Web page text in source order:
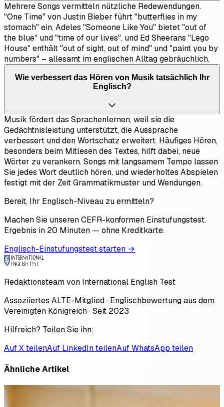
Mehrere Songs vermitteln nützliche Redewendungen.
"One Time" von Justin Bieber führt "butterflies in my
stomach" ein, Adeles "Someone Like You" bietet "out of
the blue" und "time of our lives", und Ed Sheerans "Lego
House" enthält "out of sight, out of mind" und "paint you by
numbers" – allesamt im englischen Alltag gebräuchlich.
Wie verbessert das Hören von Musik tatsächlich Ihr
Englisch?
Musik fördert das Sprachenlernen, weil sie die
Gedächtnisleistung unterstützt, die Aussprache
verbessert und den Wortschatz erweitert. Häufiges Hören,
besonders beim Mitlesen des Textes, hilft dabei, neue
Wörter zu verankern. Songs mit langsamem Tempo lassen
Sie jedes Wort deutlich hören, und wiederholtes Abspielen
festigt mit der Zeit Grammatikmuster und Wendungen.
Bereit, Ihr Englisch-Niveau zu ermitteln?
Machen Sie unseren CEFR-konformen Einstufungstest.
Ergebnis in 20 Minuten — ohne Kreditkarte.
Englisch-Einstufungstest starten →
Redaktionsteam von International English Test
Assoziiertes ALTE-Mitglied · Englischbewertung aus dem
Vereinigten Königreich · Seit 2023
Hilfreich? Teilen Sie ihn:
Auf X teilenAuf LinkedIn teilenAuf WhatsApp teilen
Ähnliche Artikel